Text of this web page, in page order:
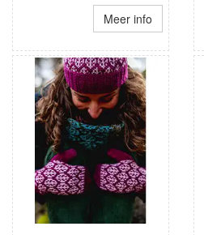
Meer info